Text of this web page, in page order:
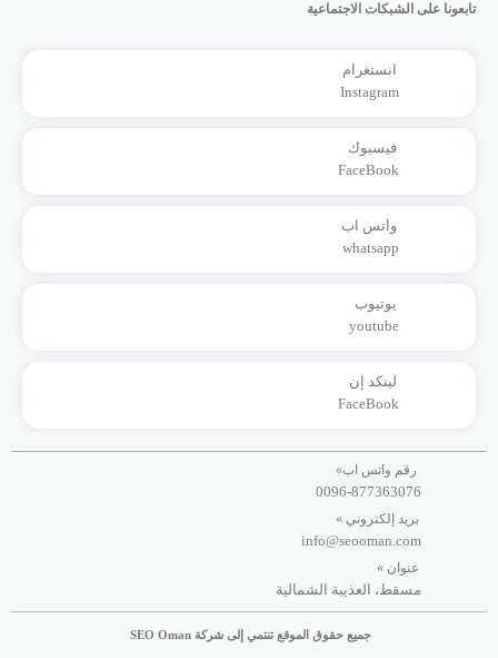
تابعونا على الشبكات الاجتماعية
انستغرام
Instagram
فيسبوك
FaceBook
واتس اب
whatsapp
یوتیوب
youtube
لينكد إن
FaceBook
رقم واتس اب»
0096-877363076
بريد إلكتروني »
info@seooman.com
عنوان »
مسقط، العذيبة الشمالية
جميع حقوق الموقع تنتمي إلى شركة SEO Oman